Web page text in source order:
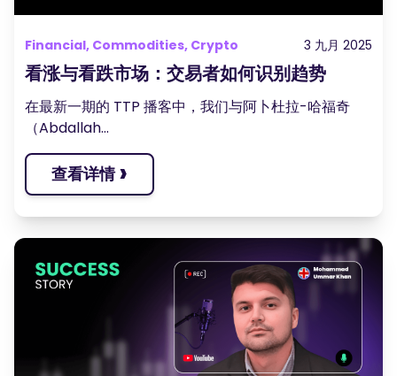
全球经济日历
市场休日时间
Financial, Commodities, Crypto 3 九月 2025
看涨与看跌市场：交易者如何识别趋势
在最新一期的 TTP 播客中，我们与阿卜杜拉-哈福奇
（Abdallah...
查看详情 ›